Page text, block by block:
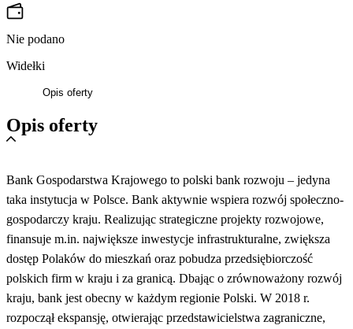
Nie podano
Widełki
Opis oferty
Opis oferty
Bank Gospodarstwa Krajowego to polski bank rozwoju – jedyna
taka instytucja w Polsce. Bank aktywnie wspiera rozwój społeczno-
gospodarczy kraju. Realizując strategiczne projekty rozwojowe,
finansuje m.in. największe inwestycje infrastrukturalne, zwiększa
dostęp Polaków do mieszkań oraz pobudza przedsiębiorczość
polskich firm w kraju i za granicą. Dbając o zrównoważony rozwój
kraju, bank jest obecny w każdym regionie Polski. W 2018 r.
rozpoczął ekspansję, otwierając przedstawicielstwa zagraniczne,